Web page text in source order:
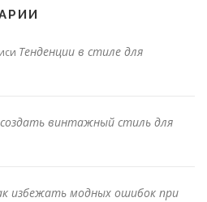
Тенденции в стиле для
винтажный стиль для
избежать модных ошибок при